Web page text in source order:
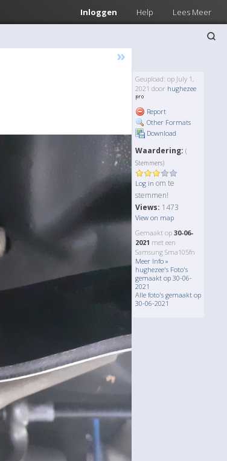
Inloggen Help Lees Meer
»
Geupload: op July 1,
2021 door hughezee
Report
Other Formats
Download
Waardering: (
Stemmers)
Log in om te
stemmen!
Views: 1473
View on map
Gemaakt op 30-06-
2021 met een
Samsung Sma105fn
Meer Info »
hughezee's Foto's
gemaakt op 30-06-
2021
Alle foto's gemaakt op
30-06-2021